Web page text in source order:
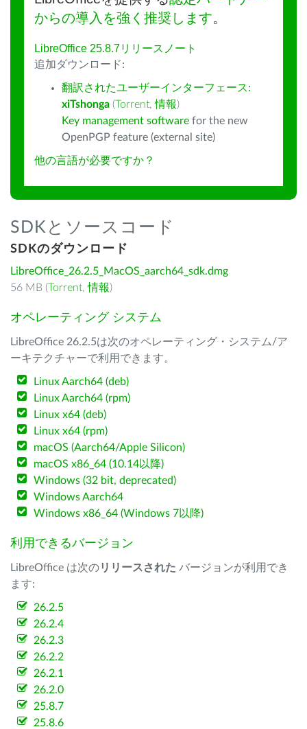
からの導入を強く推奨します。
LibreOffice 25.8.7リリースノート
追加ダウンロード:
翻訳されたユーザーインターフェース:
xiTshonga (Torrent,情報)
Key management software for the new
OpenPGP feature (external site)
他の言語が必要ですか？
SDKとソースコード
SDKのダウンロード
LibreOffice_26.2.5_MacOS_aarch64_sdk.dmg
56 MB (Torrent,情報)
オペレーティング システム
LibreOffice 26.2.5は次のオペレーティング・システム/ア
ーキテクチャーで利用できます。
Linux Aarch64 (deb)
Linux Aarch64 (rpm)
Linux x64 (deb)
Linux x64 (rpm)
macOS (Aarch64/Apple Silicon)
macOS x86_64 (10.14以降)
Windows (32 bit, deprecated)
Windows Aarch64
Windows x86_64 (Windows 7以降)
利用できるバージョン
LibreOffice は次のリリースされた バージョンが利用でき
ます:
26.2.5
26.2.4
26.2.3
26.2.2
26.2.1
26.2.0
25.8.7
25.8.6